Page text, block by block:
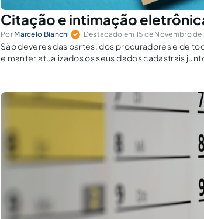
Citação e intimação
Por Marcelo Bianchi Destacado em 15 de Novembro de
São deveres das partes, dos procuradores e de
e manter atualizados os seus dados cadastrais